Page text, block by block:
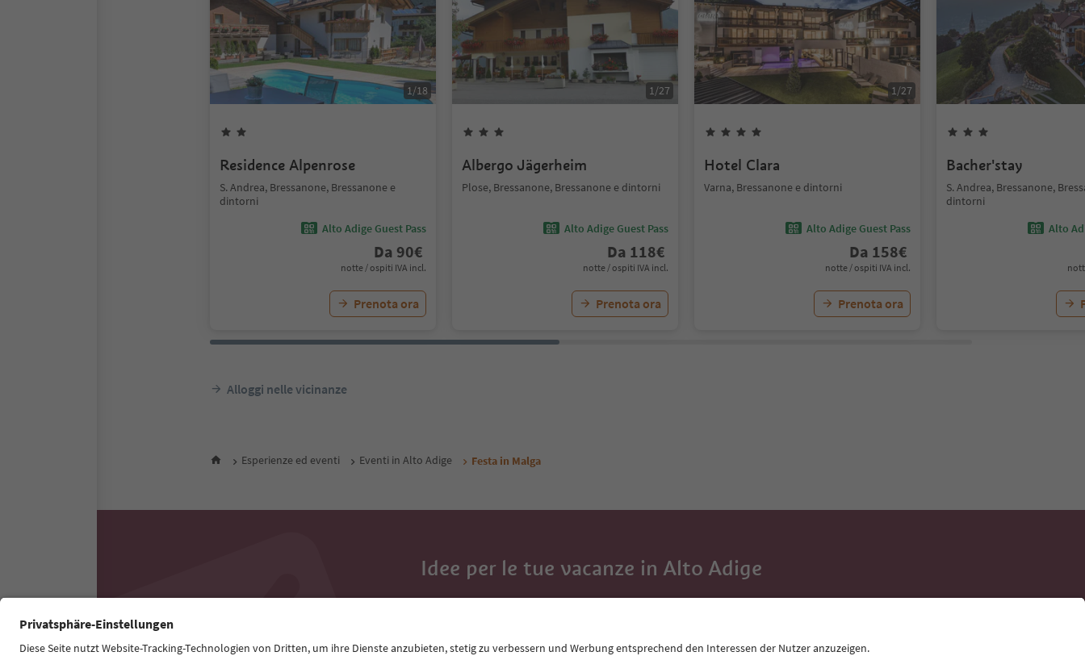
1/18
Residence Alpenrose
S. Andrea, Bressanone, Bressanone e
dintorni
Alto Adige Guest Pass
Da 90€
notte / ospiti IVA incl.
Prenota ora
1/27
Albergo Jägerheim
Plose, Bressanone, Bressanone e dintorni
Alto Adige Guest Pass
Da 118€
notte / ospiti IVA incl.
Prenota ora
1/27
Hotel Clara
Varna, Bressanone e dintorni
Alto Adige Guest Pass
Da 158€
notte / ospiti IVA incl.
Prenota ora
Bacher'stay
S. Andrea, Bressanone,
dintorni
Alto
Alloggi nelle vicinanze
Esperienze ed eventi Eventi in Alto Adige Festa in Malga
Idee per le tue vacanze in Alto Adige
Con la newsletter dell’Alto Adige ricevi consigli per le tue vacanze,